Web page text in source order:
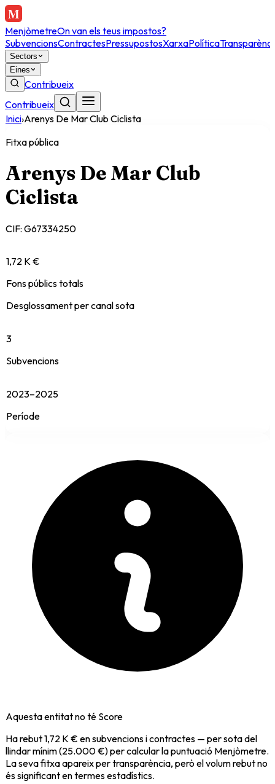
MenjòmetreOn van els teus impostos?
SubvencionsContractesPressupostosXarxaPolítica
Sectors
Eines
Contribueix
Contribueix
Inici›Arenys De Mar Club Ciclista
Fitxa pública
Arenys De Mar Club
Ciclista
CIF: G67334250
1,72 K €
Fons públics totals
Desglossament per canal sota
3
Subvencions
2023–2025
Període
Aquesta entitat no té Score
Ha rebut1,72 K € en subvencions i contractes — per sota del
llindar mínim (25.000 €) per calcular la puntuació Menjòmetre.
La seva fitxa apareix per transparència, però el volum rebut no
és significant en termes estadístics.